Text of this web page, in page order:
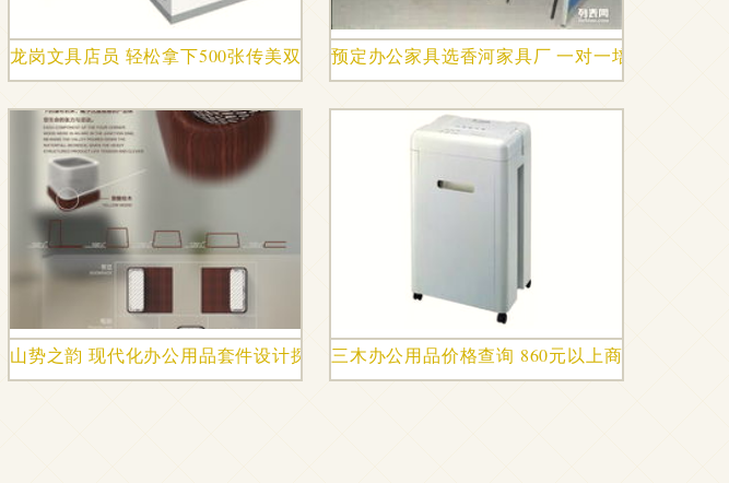
心之选
龙岗文具店员 轻松拿下500张传美双面打印纸，高效备齐办公用品的实用指南
预定办公家具选香河家具厂 一对一培训桌与办公
山势之韵 现代化办公用品套件设计探索 三木办公用品价格查询 860元以上商品推荐與性